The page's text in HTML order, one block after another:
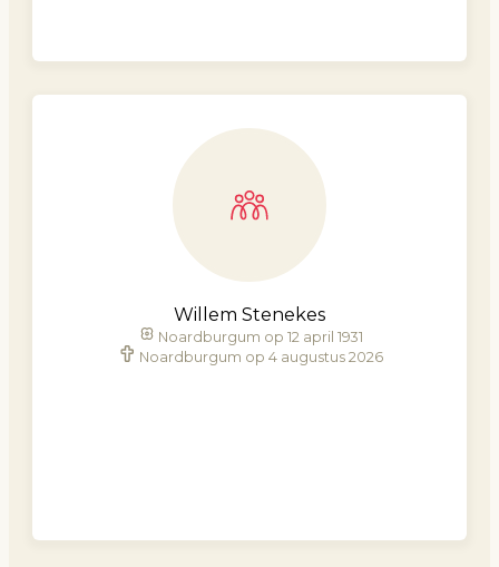
Willem Stenekes
Noardburgum op 12 april 1931
Noardburgum op 4 augustus 2026